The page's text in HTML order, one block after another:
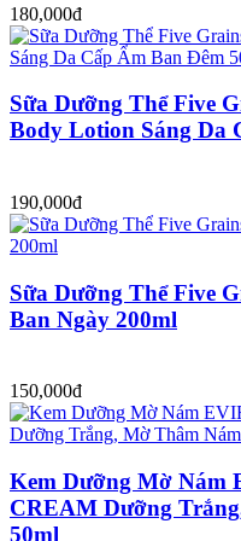
180,000đ
Sữa Dưỡng Thể Five
Body Lotion Sáng Da
190,000đ
Sữa Dưỡng Thể Five
Ban Ngày 200ml
150,000đ
Kem Dưỡng Mờ
CREAM Dưỡng
50ml